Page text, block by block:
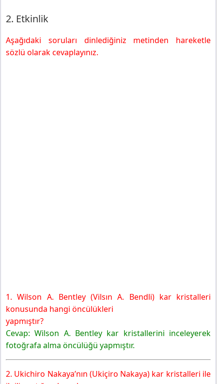
2. Etkinlik
Aşağıdaki soruları dinlediğiniz metinden hareketle
sözlü olarak cevaplayınız.
1. Wilson A. Bentley (Vilsın A. Bendli) kar kristalleri
konusunda hangi öncülükleri
yapmıştır?
Cevap: Wilson A. Bentley kar kristallerini inceleyerek
fotoğrafa alma öncülüğü yapmıştır.
2. Ukichiro Nakaya’nın (Ukiçiro Nakaya) kar kristalleri ile